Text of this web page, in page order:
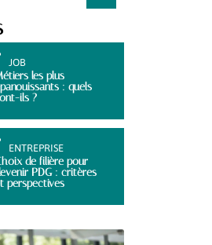
JOB
les plus
: quels
ils ?
ENTREPRISE
de filière pour
PDG : critères
perspectives